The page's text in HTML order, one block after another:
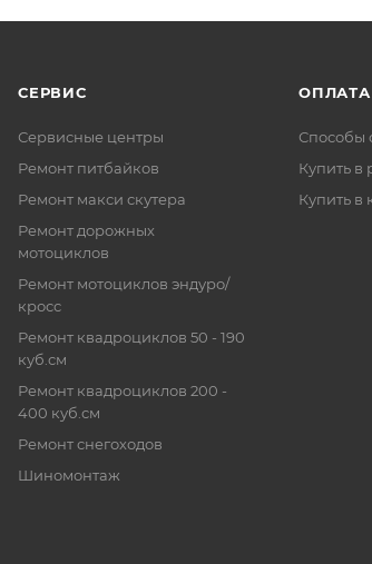
СЕРВИС
Сервисные центры
Ремонт питбайков
Ремонт макси скутера
Ремонт дорожных
мотоциклов
Ремонт мотоциклов эндуро/
кросс
Ремонт квадроциклов 50 - 190
куб.см
Ремонт квадроциклов 200 -
400 куб.см
Ремонт снегоходов
Шиномонтаж
ОПЛАТА
Способы
Купить в
Купить в